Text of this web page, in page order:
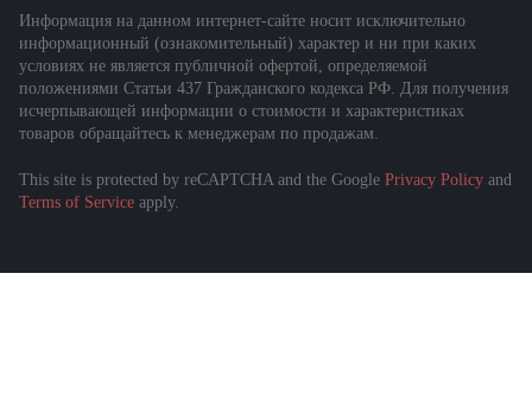
Информация на данном интернет-сайте носит исключительно
информационный (ознакомительный) характер и ни при каких
условиях не является публичной офертой, определяемой
положениями Статьи 437 Гражданского кодекса РФ. Для получения
исчерпывающей информации о стоимости и характеристиках
товаров обращайтесь к менеджерам по продажам.
This site is protected by reCAPTCHA and the Google Privacy Policy and
Terms of Service apply.
Подобрать спецтехнику
за 1 минуту